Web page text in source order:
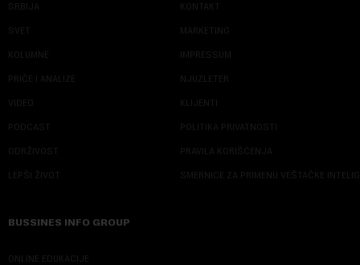
SRBIJA
SVET
KOLUMNE
PRIČE I ANALIZE
VIDEO
PODCAST
ODRŽIVOST
LEPŠI ŽIVOT
KONTAKT
MARKETING
IMPRESSUM
NJUZLETER
KLIJENTI
POLITIKA PRIVATNOSTI
PRAVILA KORIŠĆENJA
SMERNICE ZA PRIMENU VEŠTAČKE
BUSSINES INFO GROUP
ONLINE EDUKACIJE